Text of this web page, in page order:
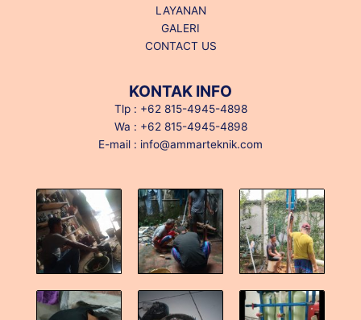
LAYANAN
GALERI
CONTACT US
KONTAK INFO
Tlp : +62 815-4945-4898
Wa : +62 815-4945-4898
E-mail : info@ammarteknik.com